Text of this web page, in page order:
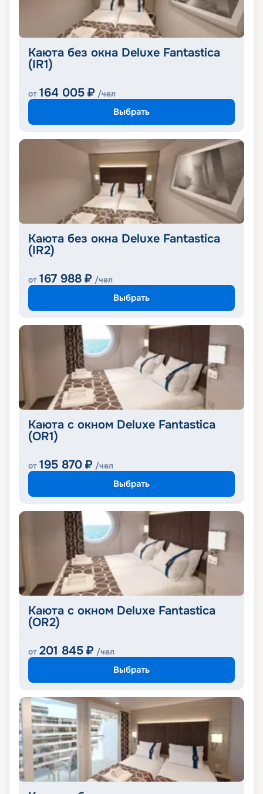
Каюта без окна Deluxe Fantastica
(IR1)
от 164 005 ₽ /чел
Выбрать
Каюта без окна Deluxe Fantastica
(IR2)
от 167 988 ₽ /чел
Выбрать
Каюта с окном Deluxe Fantastica
(OR1)
от 195 870 ₽ /чел
Выбрать
Каюта с окном Deluxe Fantastica
(OR2)
от 201 845 ₽ /чел
Выбрать